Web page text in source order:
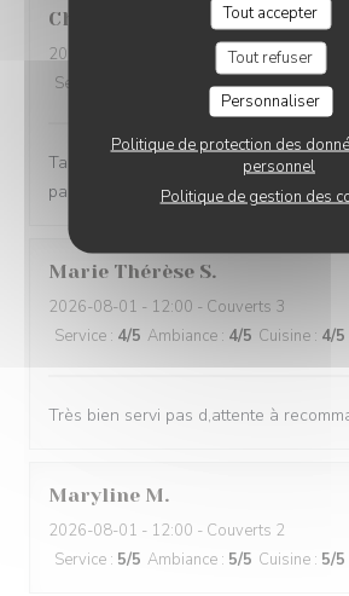
Tout accepter
Tout refuser
Personnaliser
Politique de protection des
personnel
Politique de gestion des
Christophe
2026-08-01
- 19:30 - Couverts 2
Service
Ambiance:5/5 Cuisine:5/5
Tartare de bœuf excellent, service
parfait . Merci
Marie Thérèse S
2026-08-01 - 12:00 - Couverts 3
Service : 4/5 Ambiance : 4/5 Cuisine : 4/5
Très bien servi pas d,attente à
Maryline M
2026-08-01 - 12:00 - Couverts 2
Service : 5/5 Ambiance : 5/5 Cuisine : 5/5